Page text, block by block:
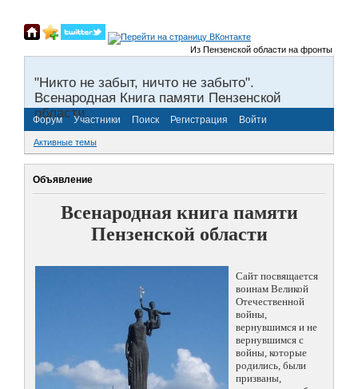
Из Пензенской области на фронты
"Никто не забыт, ничто не забыто".
Всенародная Книга памяти Пензенской
области.
Форум Участники Поиск Регистрация Войти
Активные темы
Объявление
Всенародная книга памяти
Пензенской области
Сайт посвящается
воинам Великой
Отечественной
войны,
вернувшимся и не
вернувшимся с
войны, которые
родились, были
призваны,